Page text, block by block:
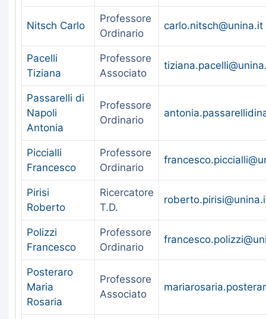
Nitsch Carlo
Professore
Ordinario
carlo.nitsch@unina.it
Pacelli
Tiziana
Professore
Associato
Passarelli di
Napoli
Antonia
Professore
Ordinario
Piccialli
Francesco
Professore
Ordinario
Pirisi
Roberto
Ricercatore
T.D.
Polizzi
Francesco
Professore
Ordinario
Posteraro
Maria
Rosaria
Professore
Associato